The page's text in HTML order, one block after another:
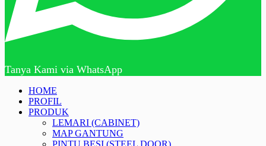
Tanya Kami via WhatsApp
HOME
PROFIL
PRODUK
LEMARI (CABINET)
MAP GANTUNG
PINTU BESI (STEEL DOOR)